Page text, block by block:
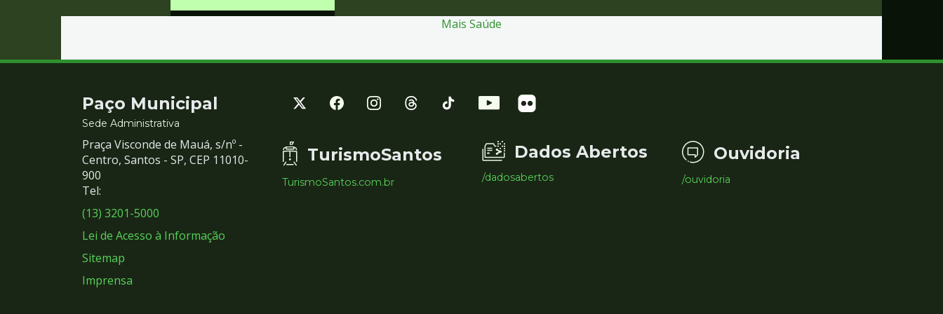
Mais Saúde
Contato
e
Redes
Sociais
Paço Municipal
Sede Administrativa
Praça Visconde de Mauá, s/nº -
Centro, Santos - SP, CEP 11010-
900
Tel:
(13) 3201-5000
Lei de Acesso à Informação
Sitemap
Imprensa
TurismoSantos
TurismoSantos.com.br
Dados Abertos
/dadosabertos
Ouvidoria
/ouvidoria